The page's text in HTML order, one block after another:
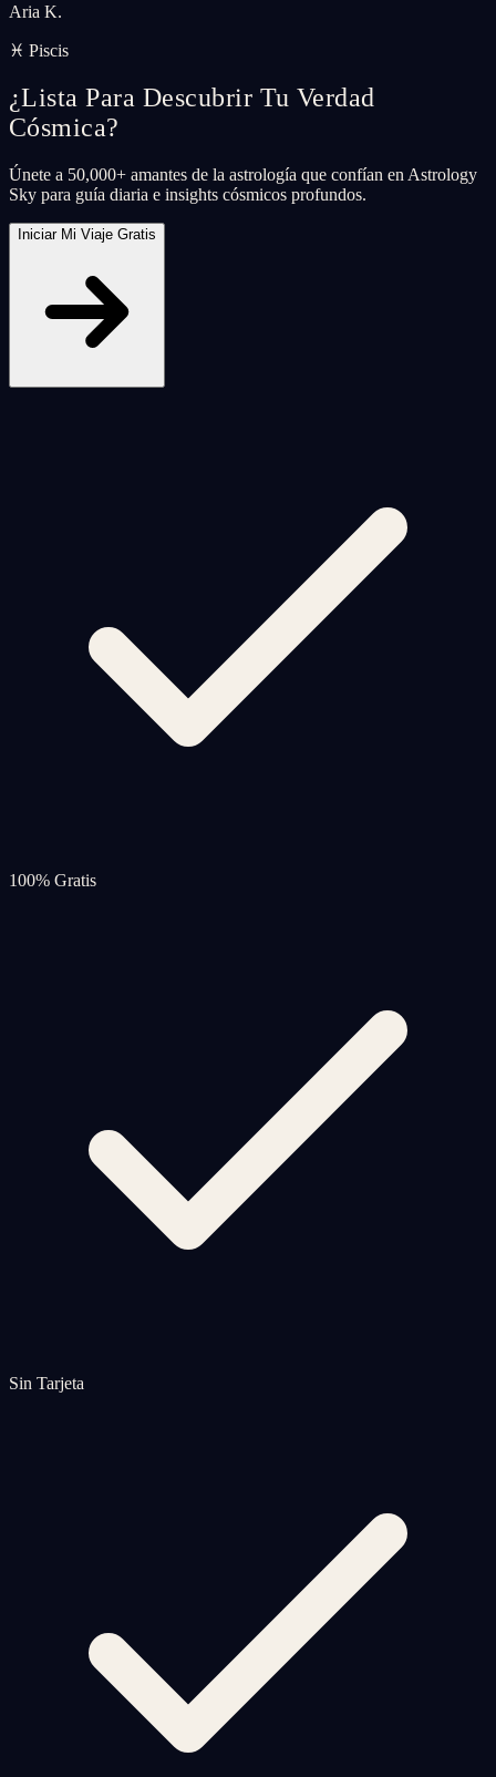
Aria K.
♓ Piscis
¿Lista Para Descubrir Tu Verdad
Cósmica?
Únete a 50,000+ amantes de la astrología que confían en Astrology
Sky para guía diaria e insights cósmicos profundos.
Iniciar Mi Viaje Gratis
100% Gratis
Sin Tarjeta